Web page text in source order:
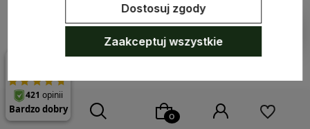
Dostosuj zgody
Zaakceptuj wszystkie